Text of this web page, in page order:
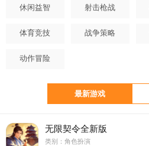
休闲益智 射击枪战
体育竞技 战争策略
动作冒险
最新游戏
无限契令全新版
类别：角色扮演